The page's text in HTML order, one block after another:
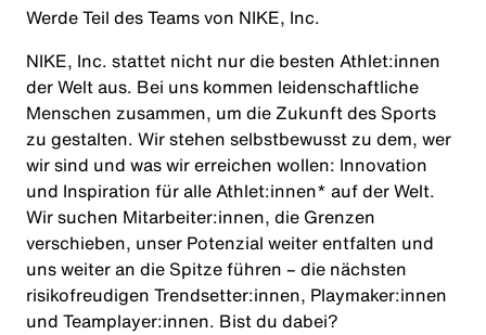
Werde Teil des Teams von NIKE, Inc.
NIKE, Inc. stattet nicht nur die besten Athlet:innen
der Welt aus. Bei uns kommen leidenschaftliche
Menschen zusammen, um die Zukunft des Sports
zu gestalten. Wir stehen selbstbewusst zu dem, wer
wir sind und was wir erreichen wollen: Innovation
und Inspiration für alle Athlet:innen* auf der Welt.
Wir suchen Mitarbeiter:innen, die Grenzen
verschieben, unser Potenzial weiter entfalten und
uns weiter an die Spitze führen – die nächsten
risikofreudigen Trendsetter:innen, Playmaker:innen
und Teamplayer:innen. Bist du dabei?